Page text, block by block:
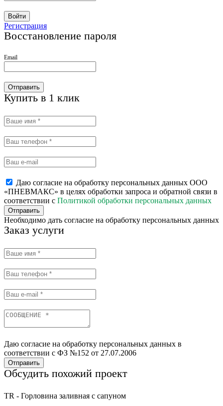
Войти
Регистрация
Восстановление пароля
Email
Отправить
Купить в 1 клик
Даю согласие на обработку персональных данных ООО
«ПНЕВМАКС» в целях обработки запроса и обратной связи в
соответствии с Политикой обработки персональных данных
Отправить
Необходимо дать согласие на обработку персональных данных
Заказ услуги
Даю согласие на обработку персональных данных в
соответствии с ФЗ №152 от 27.07.2006
Отправить
Обсудить похожий проект
TR - Горловина заливная с сапуном